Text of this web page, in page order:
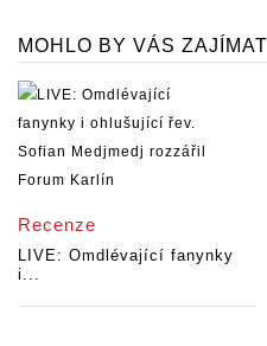
MOHLO BY VÁS ZAJÍMAT
Recenze
LIVE: Omdlévající fanynky
i...